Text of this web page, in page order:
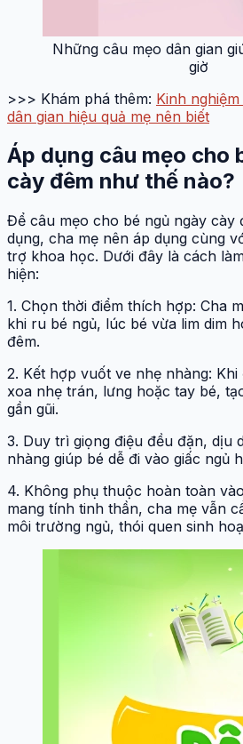
Những câu mẹo dân gian
giờ
>>> Khám phá thêm: Kinh
dân gian hiệu quả mẹ nên biết
Áp dụng câu mẹo cho
cày đêm như thế nào?
Để câu mẹo cho bé ngủ ngày cày
dụng, cha mẹ nên áp dụng cùng
trợ khoa học. Dưới đây là cách
hiện:
1. Chọn thời điểm thích hợp: Cha
khi ru bé ngủ, lúc bé vừa lim dim
đêm.
2. Kết hợp vuốt ve nhẹ nhàng:
xoa nhẹ trán, lưng hoặc tay bé,
gần gũi.
3. Duy trì giọng điệu đều đặn, dịu
nhàng giúp bé dễ đi vào giấc ngủ
4. Không phụ thuộc hoàn toàn
mang tính tinh thần, cha mẹ vẫn
môi trường ngủ, thói quen sinh